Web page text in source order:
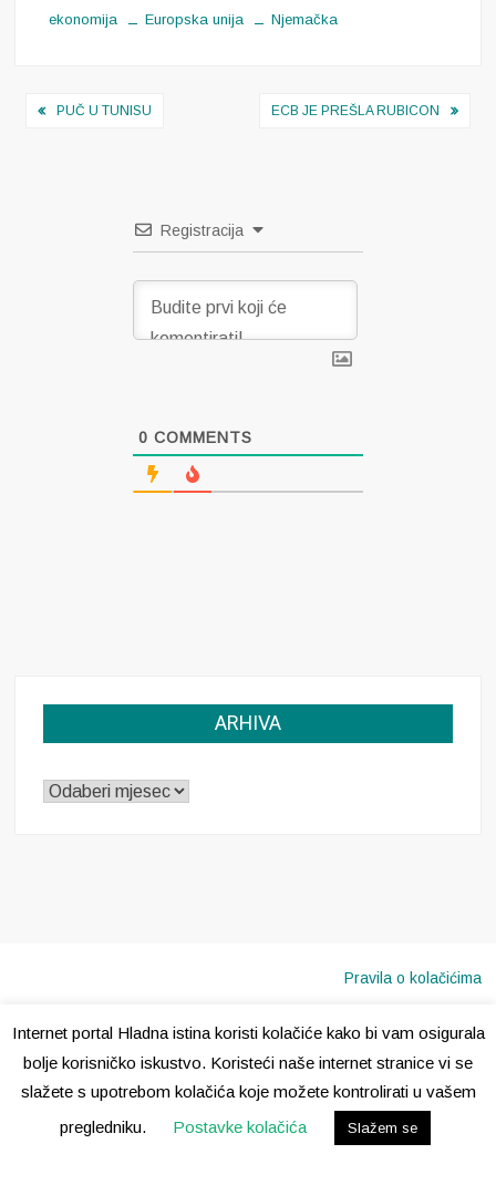
ekonomija Europska unija Njemačka
Navigacija
PUČ U TUNISU ECB JE PREŠLA RUBICON
Registracija
0 COMMENTS
ARHIVA
ARHIVA
Pravila o kolačićima
Internet portal Hladna istina koristi kolačiće kako bi vam osigurala
bolje korisničko iskustvo. Koristeći naše internet stranice vi se
slažete s upotrebom kolačića koje možete kontrolirati u vašem
pregledniku.
Postavke kolačića Slažem se
Copyright © 2020 · Sva prava pridržana · Hladna Istina